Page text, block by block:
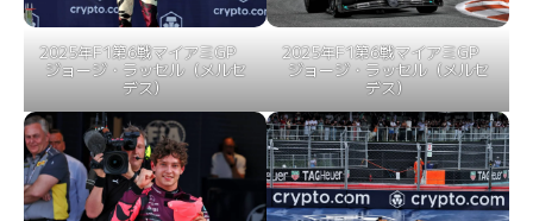
2025年F1第6戦マイアミGP
ジョージ・ラッセル（メルセ
デス）
2025年F1第6戦マイアミGP
ジョージ・ラッセル（メルセ
デス）